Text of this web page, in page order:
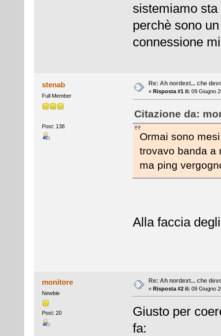
sistemiamo
perchè sono
connessione
stenab
Full Member
Post: 138
Re: Ah nordext... che
« Risposta #1 il: 09 Giugno
Citazione da:
Ormai sono
trovavo banda a
ma ping
Alla faccia
monitore
Newbie
Post: 20
Re: Ah nordext... che
« Risposta #2 il: 09 Giugno
Giusto per
fa: